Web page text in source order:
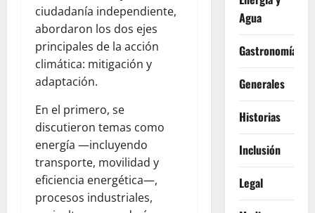
ciudadanía independiente,
abordaron los dos ejes
principales de la acción
climática: mitigación y
adaptación.
En el primero, se
discutieron temas como
energía —incluyendo
transporte, movilidad y
eficiencia energética—,
procesos industriales,
Agua
Gastronomía
Generales
Historias
Inclusión
Legal